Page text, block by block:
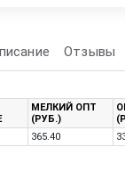
Отзывы
МЕЛКИЙ ОПТ
(РУБ.)
365.40